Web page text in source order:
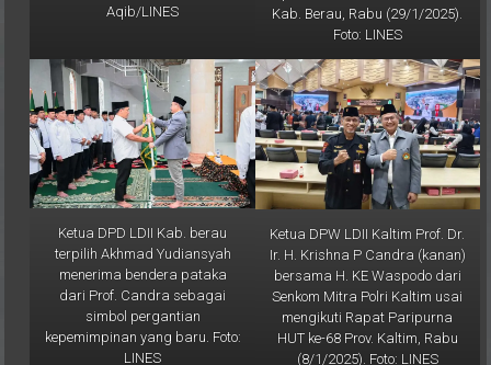
Foto: LINES
Ketua DPD LDII Kab. berau
terpilih Akhmad Yudiansyah
menerima bendera pataka
dari Prof. Candra sebagai
simbol pergantian
kepemimpinan yang baru. Foto:
LINES
Ketua DPW LDII Kaltim Prof. Dr.
Ir. H. Krishna P Candra (kanan)
bersama H. KE Waspodo dari
Senkom Mitra Polri Kaltim usai
mengikuti Rapat Paripurna
HUT ke-68 Prov. Kaltim, Rabu
(8/1/2025). Foto: LINES